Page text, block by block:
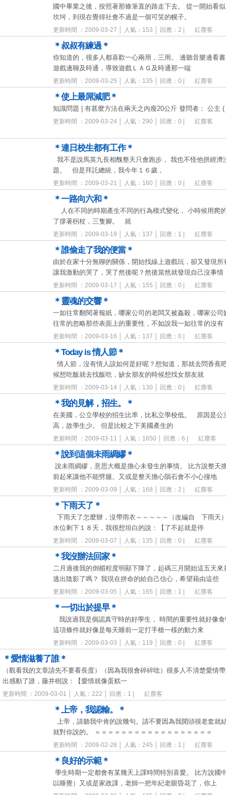
國中畢業之後，按照著那條筆直的路走下去。 從一開始看
坎坷，到現在覺得社會不過是一個可笑的幌子。
更新時間 ：2009-03-27 │ 人氣：153 │ 回應：2 | 紅塵客
＊叔叔有練過＊
你知道的，很多人都喜歡一心兩用，三用。 邊聽音樂邊看
遊戲邊聊及時通，導致遊戲ＬＡＧ及時通那一端
更新時間 ：2009-03-25 │ 人氣：135 │ 回應：0 | 紅塵客
＊使上最屌減肥＊
知識問題 | 有甚麼方法在兩天之內瘦20公斤 發問者： 公主
更新時間 ：2009-03-24 │ 人氣：290 │ 回應：0 | 紅塵客
＊連日校生都有工作＊
我不是說馬英九長相醜整天只會跑步， 我也不怪他拼經
題。 但是拜託總統，我今年１６歲，
更新時間 ：2009-03-21 │ 人氣：160 │ 回應：0 | 紅塵客
＊一路向六和＊
人在不同的時期產生不同的行為模式變化， 小時候用爬
了撐著柺杖，三隻腳。 就
更新時間 ：2009-03-19 │ 人氣：137 │ 回應：1 | 紅塵客
＊誰偷走了我的便當＊
由於在家十分無聊的關係，開始找線上遊戲玩，卻又發現
讓我激動的哭了，哭了然後呢？然後當然就發現自己沒事情
更新時間 ：2009-03-17 │ 人氣：155 │ 回應：0 | 紅塵客
＊靈魂的交響＊
一如往常翻閱著報紙，哪家公司的老闆又被姦殺，哪家公
往常的忽略那些表面上的重要性，不如說我一如往常的沒有
更新時間 ：2009-03-16 │ 人氣：137 │ 回應：0 | 紅塵客
＊Today is 情人節＊
情人節，沒有情人該如何是好呢？想知道，那就去問香
候想吃飯就去找飯吃，缺女朋友的時候想找女朋友就
更新時間 ：2009-03-14 │ 人氣：130 │ 回應：0 | 紅塵客
＊我的見解，招生。＊
在美國，公立學校的招生比率，比私立學校低。 原因是公
高，故學生少。 但是比較之下美國產生的
更新時間 ：2009-03-11 │ 人氣：1650 │ 回應：6 | 紅塵客
＊說到這個未雨綢繆＊
說未雨綢繆，意思大概是擔心未發生的事情。 比方說整天
前起來讓他不能劈腿。又或是整天擔心隕石會不小心撞地
更新時間 ：2009-03-09 │ 人氣：168 │ 回應：2 | 紅塵客
＊下雨天了＊
下雨天了怎麼辦，沒帶雨衣～～～～～（改編自 下雨天
水位剩下１８天，我很想坦白的說：【了不起就是停
更新時間 ：2009-03-07 │ 人氣：135 │ 回應：0 | 紅塵客
＊我沒辦法回家＊
二月過後我的倒楣程度明顯下降了，起碼三月開始這五天
逃出陰影了嗎？ 我現在拼命的給自己信心，希望藉由這些
更新時間 ：2009-03-05 │ 人氣：165 │ 回應：1 | 紅塵客
＊一切出於提早＊
我說過我是個認真守時的好學生， 時間的重要性就好像
這項條件就好像是每天睡前一定打手槍一樣的動力來
更新時間 ：2009-03-03 │ 人氣：119 │ 回應：0 | 紅塵客
＊愛情滋養了誰＊
（觀看我的文章請先不要看長度）（因為我很會碎碎唸）很多人不清楚愛情
出感動了誰，藤井樹說：【愛情就像蛋糕一
更新時間 ：2009-03-01 │ 人氣：222 │ 回應：1 | 紅塵客
＊上帝，我認輸。＊
上帝，請聽我中肯的說幾句。請不要因為我開頭很老套就
就對你說的。 ＝＝＝＝＝＝＝＝＝＝＝＝＝＝＝＝＝＝
更新時間 ：2009-02-28 │ 人氣：245 │ 回應：1 | 紅塵客
＊良好的示範＊
學生時期一定都會有某幾天上課時間特別喜愛。 比方說國
以睡覺）又或是家政課，老師一把年紀老眼昏花了，你上